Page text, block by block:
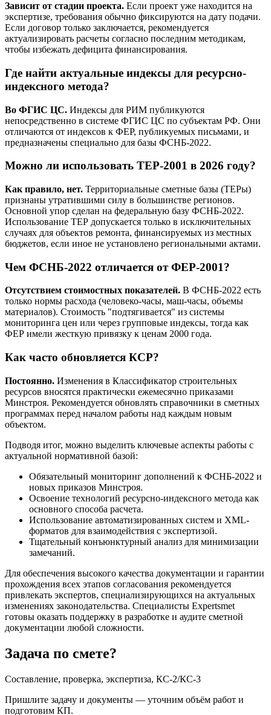
Зависит от стадии проекта. Если проект уже находится на
экспертизе, требования обычно фиксируются на дату подачи.
Если договор только заключается, рекомендуется
актуализировать расчеты согласно последним методикам,
чтобы избежать дефицита финансирования.
Где найти актуальные индексы для ресурсно-
индексного метода?
Во ФГИС ЦС. Индексы для РИМ публикуются
непосредственно в системе ФГИС ЦС по субъектам РФ. Они
отличаются от индексов к ФЕР, публикуемых письмами, и
предназначены специально для базы ФСНБ-2022.
Можно ли использовать ТЕР-2001 в 2026 году?
Как правило, нет. Территориальные сметные базы (ТЕРы)
признаны утратившими силу в большинстве регионов.
Основной упор сделан на федеральную базу ФСНБ-2022.
Использование ТЕР допускается только в исключительных
случаях для объектов ремонта, финансируемых из местных
бюджетов, если иное не установлено региональными актами.
Чем ФСНБ-2022 отличается от ФЕР-2001?
Отсутствием стоимостных показателей. В ФСНБ-2022 есть
только нормы расхода (человеко-часы, маш-часы, объемы
материалов). Стоимость "подтягивается" из системы
мониторинга цен или через групповые индексы, тогда как
ФЕР имели жесткую привязку к ценам 2000 года.
Как часто обновляется КСР?
Постоянно. Изменения в Классификатор строительных
ресурсов вносятся практически ежемесячно приказами
Минстроя. Рекомендуется обновлять справочники в сметных
программах перед началом работы над каждым новым
объектом.
Подводя итог, можно выделить ключевые аспекты работы с
актуальной нормативной базой:
Обязательный мониторинг дополнений к ФСНБ-2022 и
новых приказов Минстроя.
Освоение технологий ресурсно-индексного метода как
основного способа расчета.
Использование автоматизированных систем и XML-
форматов для взаимодействия с экспертизой.
Тщательный конъюнктурный анализ для минимизации
замечаний.
Для обеспечения высокого качества документации и гарантии
прохождения всех этапов согласования рекомендуется
привлекать экспертов, специализирующихся на актуальных
изменениях законодательства. Специалисты Expertsmet
готовы оказать поддержку в разработке и аудите сметной
документации любой сложности.
Задача по смете?
Составление, проверка, экспертиза, КС-2/КС-3
Пришлите задачу и документы — уточним объём работ и
подготовим КП.